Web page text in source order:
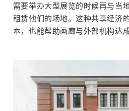
需要举办大型展览的时候再与当
租赁他们的场地。这种共享经济
本，也能帮助画廊与外部机构达